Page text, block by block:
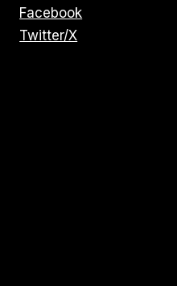
Facebook
Twitter/X